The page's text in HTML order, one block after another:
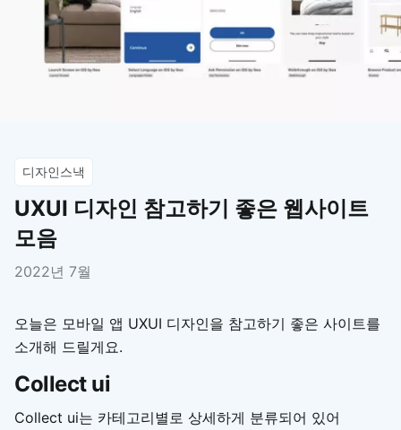
디자인스낵
UXUI 디자인 참고하기 좋은 웹사이트
모음
2022년 7월
오늘은 모바일 앱 UXUI 디자인을 참고하기 좋은 사이트를
소개해 드릴게요.
Collect ui
Collect ui는 카테고리별로 상세하게 분류되어 있어